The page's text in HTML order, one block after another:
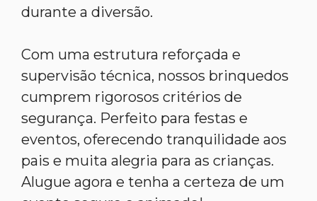
durante a diversão.
Com uma estrutura reforçada e
supervisão técnica, nossos brinquedos
cumprem rigorosos critérios de
segurança. Perfeito para festas e
eventos, oferecendo tranquilidade aos
pais e muita alegria para as crianças.
Alugue agora e tenha a certeza de um